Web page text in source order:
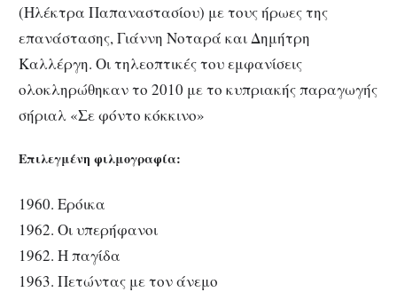
(Ηλέκτρα Παπαναστασίου) με τους ήρωες της
επανάστασης, Γιάννη Νοταρά και Δημήτρη
Καλλέργη. Οι τηλεοπτικές του εμφανίσεις
ολοκληρώθηκαν το 2010 με το κυπριακής παραγωγής
σήριαλ «Σε φόντο κόκκινο»
Επιλεγμένη φιλμογραφία:
1960. Ερόικα
1962. Οι υπερήφανοι
1962. Η παγίδα
1963. Πετώντας με τον άνεμο